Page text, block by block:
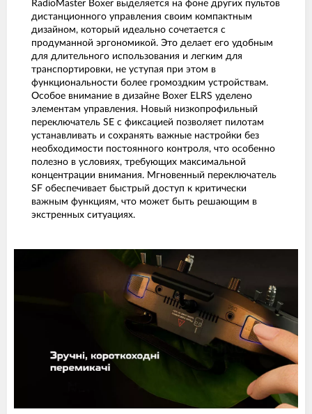
RadioMaster Boxer выделяется на фоне других пультов
дистанционного управления своим компактным
дизайном, который идеально сочетается с
продуманной эргономикой. Это делает его удобным
для длительного использования и легким для
транспортировки, не уступая при этом в
функциональности более громоздким устройствам.
Особое внимание в дизайне Boxer ELRS уделено
элементам управления. Новый низкопрофильный
переключатель SE с фиксацией позволяет пилотам
устанавливать и сохранять важные настройки без
необходимости постоянного контроля, что особенно
полезно в условиях, требующих максимальной
концентрации внимания. Мгновенный переключатель
SF обеспечивает быстрый доступ к критически
важным функциям, что может быть решающим в
экстренных ситуациях.